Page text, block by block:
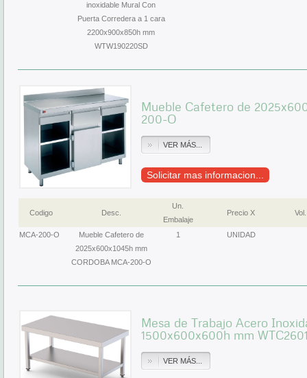
inoxidable Mural Con
Puerta Corredera a 1 cara
2200x900x850h mm
WTW190220SD
Mueble Cafetero de
200-O
VER MÁS...
Solicitar mas informacion...
Codigo Desc.
Un.
Embalaje
Precio X Vol.
MCA-200-O
Mueble Cafetero de
2025x600x1045h mm
CORDOBA MCA-200-O
1 UNIDAD
Mesa de Trabajo Acero
1500x600x600h mm
VER MÁS...